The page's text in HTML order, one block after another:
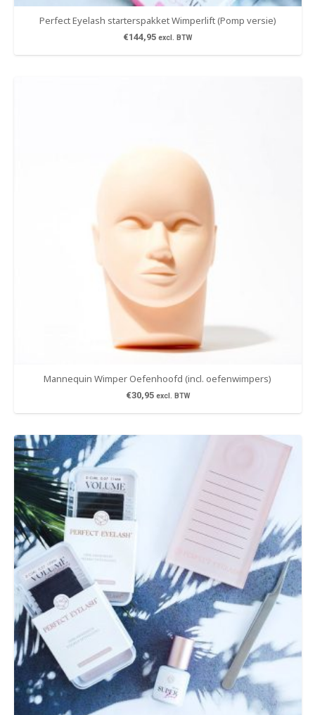
Perfect Eyelash starterspakket Wimperlift (Pomp versie)
€144,95 excl. BTW
Mannequin Wimper Oefenhoofd (incl. oefenwimpers)
€30,95 excl. BTW